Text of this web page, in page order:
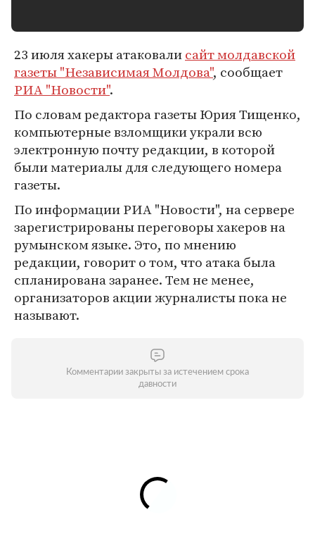
23 июля хакеры атаковалисайт молдавской
газеты "Независимая Молдова", сообщает
РИА "Новости".
По словам редактора газеты Юрия Тищенко,
компьютерные взломщики украли всю
электронную почту редакции, в которой
были материалы для следующего номера
газеты.
По информации РИА "Новости", на сервере
зарегистрированы переговоры хакеров на
румынском языке. Это, по мнению
редакции, говорит о том, что атака была
спланирована заранее. Тем не менее,
организаторов акции журналисты пока не
называют.
Комментарии закрыты за истечением срока
давности